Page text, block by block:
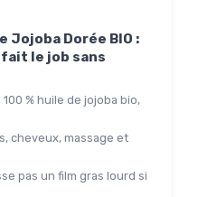
Jojoba Dorée BIO :
le job sans
% huile de jojoba bio,
cheveux, massage et
pas un film gras lourd si